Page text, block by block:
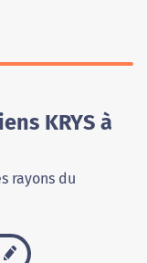
KRYS à
rayons du